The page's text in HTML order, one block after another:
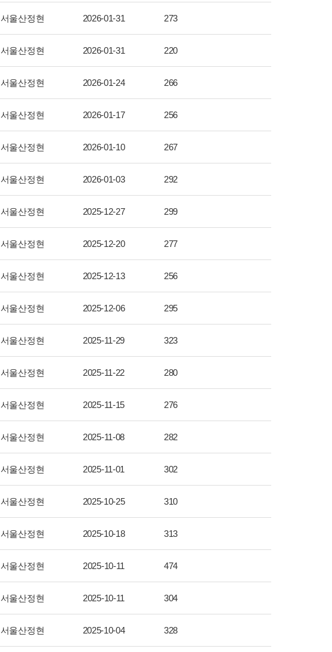
서울산정현 2026-01-31 273
서울산정현 2026-01-31 220
서울산정현 2026-01-24 266
서울산정현 2026-01-17 256
서울산정현 2026-01-10 267
서울산정현 2026-01-03 292
서울산정현 2025-12-27 299
서울산정현 2025-12-20 277
서울산정현 2025-12-13 256
서울산정현 2025-12-06 295
서울산정현 2025-11-29 323
서울산정현 2025-11-22 280
서울산정현 2025-11-15 276
서울산정현 2025-11-08 282
서울산정현 2025-11-01 302
서울산정현 2025-10-25 310
서울산정현 2025-10-18 313
서울산정현 2025-10-11 474
서울산정현 2025-10-11 304
서울산정현 2025-10-04 328